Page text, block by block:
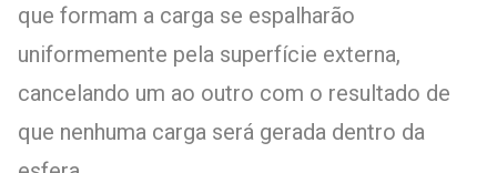
que formam a carga se espalharão
uniformemente pela superfície externa,
cancelando um ao outro com o resultado de
que nenhuma carga será gerada dentro da